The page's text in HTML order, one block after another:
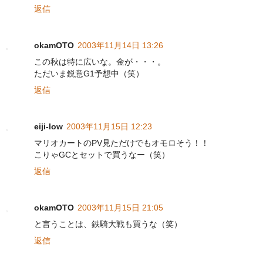
返信
okamOTO 2003年11月14日 13:26
この秋は特に広いな。金が・・・。
ただいま鋭意G1予想中（笑）
返信
eiji-low 2003年11月15日 12:23
マリオカートのPV見ただけでもオモロそう！！
こりゃGCとセットで買うなー（笑）
返信
okamOTO 2003年11月15日 21:05
と言うことは、鉄騎大戦も買うな（笑）
返信